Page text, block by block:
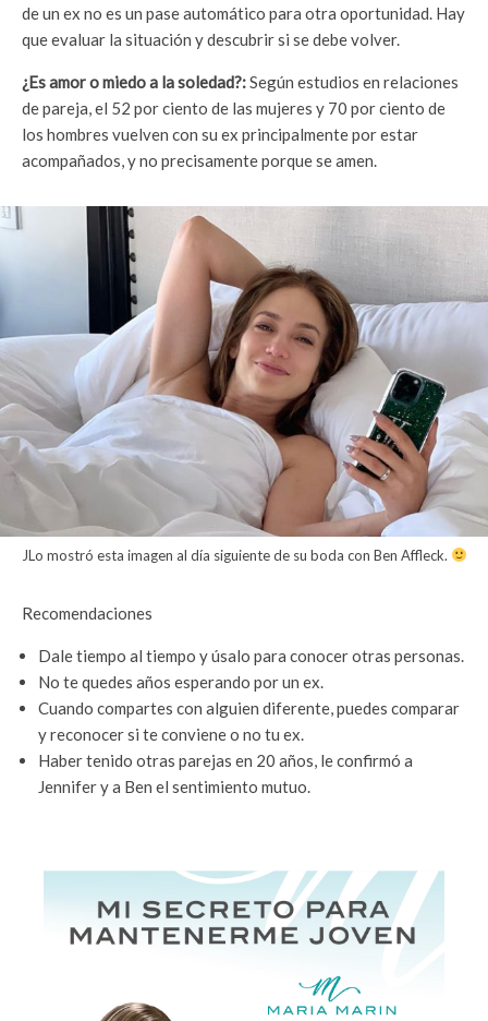
de un ex no es un pase automático para otra oportunidad. Hay
que evaluar la situación y descubrir si se debe volver.
¿Es amor o miedo a la soledad?:Según estudios en relaciones
de pareja, el 52 por ciento de las mujeres y 70 por ciento de
los hombres vuelven con su ex principalmente por estar
acompañados, y no precisamente porque se amen.
JLo mostró esta imagen al día siguiente de su boda con Ben Affleck.
Recomendaciones
Dale tiempo al tiempo y úsalo para conocer otras personas.
No te quedes años esperando por un ex.
Cuando compartes con alguien diferente, puedes comparar
y reconocer si te conviene o no tu ex.
Haber tenido otras parejas en 20 años, le confirmó a
Jennifer y a Ben el sentimiento mutuo.